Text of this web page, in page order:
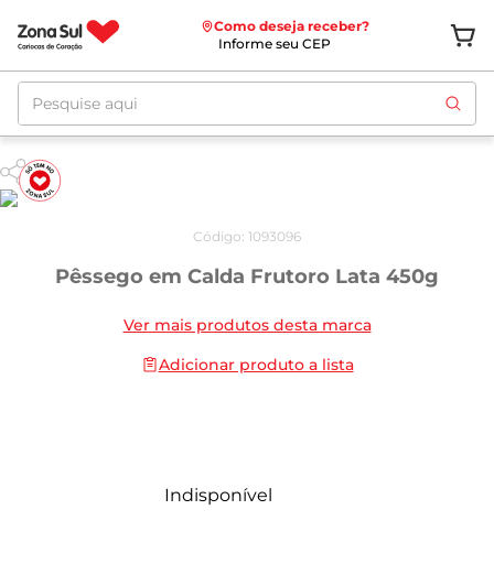
Como deseja receber?
Informe seu CEP
Pesquise aqui
Código: 1093096
Pêssego em Calda Frutoro Lata 450g
Ver mais produtos desta marca
Adicionar produto a lista
Indisponível